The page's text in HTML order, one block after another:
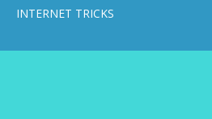
INTERNET TRICKS